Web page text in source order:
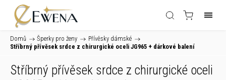
Domů / Šperky pro ženy / Přívěsky dámské /
Stříbrný přívěsek srdce z chirurgické oceli JG965 + dárkové balení
Stříbrný přívěsek srdce z chirurgické oceli